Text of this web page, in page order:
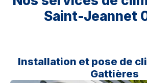
Saint-Jeannet
Installation et pose de
Gattières